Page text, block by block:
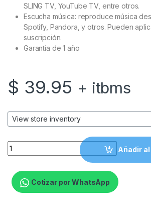
SLING TV, YouTube TV, entre otros.
Escucha música: reproduce música
Spotify, Pandora, y otros. Pueden
suscripción.
Garantía de 1 año
$ 39.95 + itbms
Amazon Fire Tv Stick Lite quantity
Añadir
Cotizar por WhatsApp